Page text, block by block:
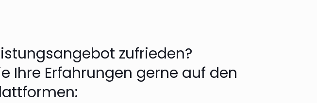
zufrieden?
Ihre Erfahrungen gerne auf den